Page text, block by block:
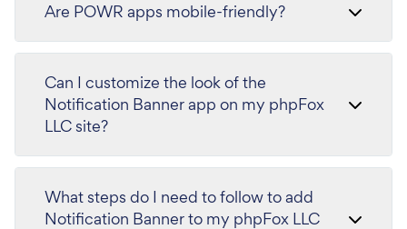
Are POWR apps mobile-friendly?
Can I customize the look of the
Notification Banner app on my phpFox
LLC site?
What steps do I need to follow to add
Notification Banner to my phpFox LLC